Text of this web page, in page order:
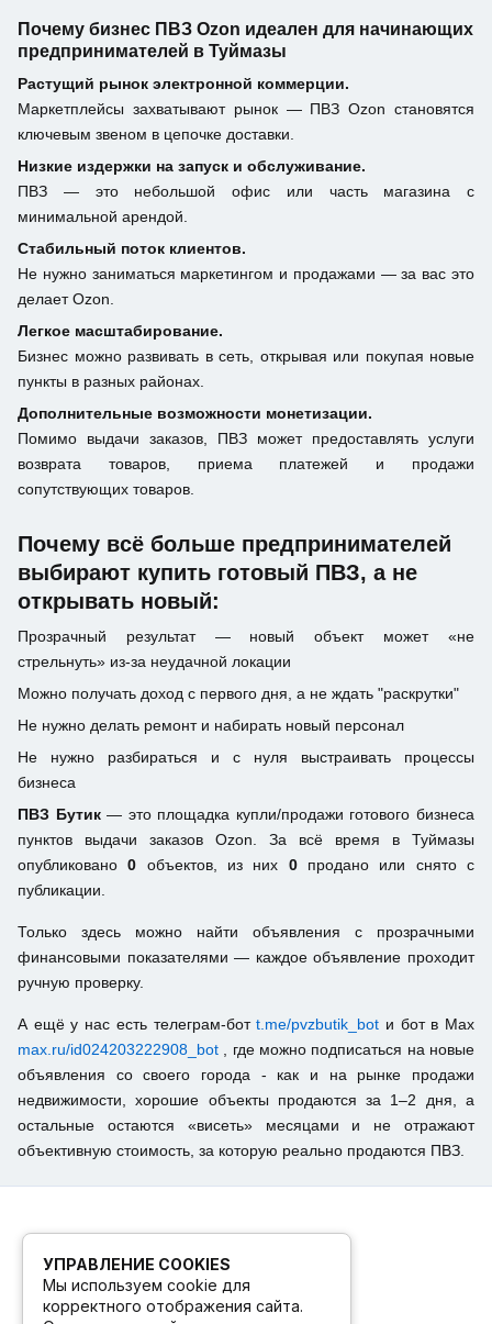
Почему бизнес ПВЗ Ozon идеален для начинающих
предпринимателей в Туймазы
Растущий рынок электронной коммерции.
Маркетплейсы захватывают рынок — ПВЗ Ozon становятся
ключевым звеном в цепочке доставки.
Низкие издержки на запуск и обслуживание.
ПВЗ — это небольшой офис или часть магазина с
минимальной арендой.
Стабильный поток клиентов.
Не нужно заниматься маркетингом и продажами — за вас это
делает Ozon.
Легкое масштабирование.
Бизнес можно развивать в сеть, открывая или покупая новые
пункты в разных районах.
Дополнительные возможности монетизации.
Помимо выдачи заказов, ПВЗ может предоставлять услуги
возврата товаров, приема платежей и продажи
сопутствующих товаров.
Почему всё больше предпринимателей
выбирают купить готовый ПВЗ, а не
открывать новый:
Прозрачный результат — новый объект может «не
стрельнуть» из-за неудачной локации
Можно получать доход с первого дня, а не ждать "раскрутки"
Не нужно делать ремонт и набирать новый персонал
Не нужно разбираться и с нуля выстраивать процессы
бизнеса
ПВЗ Бутик— это площадка купли/продажи готового бизнеса
пунктов выдачи заказов Ozon. За всё время в Туймазы
опубликовано0 объектов, из них 0продано или снято с
публикации.
Только здесь можно найти объявления с прозрачными
финансовыми показателями — каждое объявление проходит
ручную проверку.
А ещё у нас есть телеграм-ботt.me/pvzbutik_bot и бот в Max
max.ru/id024203222908_bot
, где можно подписаться на новые
объявления со своего города - как и на рынке продажи
недвижимости, хорошие объекты продаются за 1–2 дня, а
остальные остаются «висеть» месяцами и не отражают
объективную стоимость, за которую реально продаются ПВЗ.
УПРАВЛЕНИЕ COOKIES
Мы используем cookie для
корректного отображения сайта.